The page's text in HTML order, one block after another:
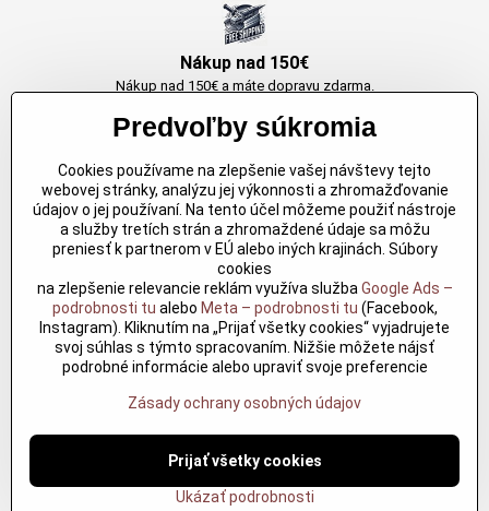
Nákup nad 150€
Nákup nad 150€ a máte dopravu zdarma.
Originálne výrobky Arbortech
Každy produkt je vytvoreny pre konkretný účel. Záruka kvality v každom
jednom
Kvalitné rezbárske náradie
Kvalitné rezbárske náradie overené časom pre profesionálov aj
nadšencov
?
©2026Copyright
Predvoľby súkromiaZásady ochrany osobných údajov
Podmienky používania
Vytvorené pomocou:BiznisWeb.sk
Predvoľby súkromia
Cookies používame na zlepšenie vašej návštevy tejto
webovej stránky, analýzu jej výkonnosti a zhromažďovanie
údajov o jej používaní. Na tento účel môžeme použiť nástroje
a služby tretích strán a zhromaždené údaje sa môžu
preniesť k partnerom v EÚ alebo iných krajinách. Súbory
cookies
na zlepšenie relevancie reklám využíva služba Google Ads –
podrobnosti tu alebo Meta – podrobnosti tu (Facebook,
Instagram). Kliknutím na „Prijať všetky cookies“ vyjadrujete
svoj súhlas s týmto spracovaním. Nižšie môžete nájsť
podrobné informácie alebo upraviť svoje preferencie
Zásady ochrany osobných údajov
Ukázať podrobnosti
Prijať všetky cookies